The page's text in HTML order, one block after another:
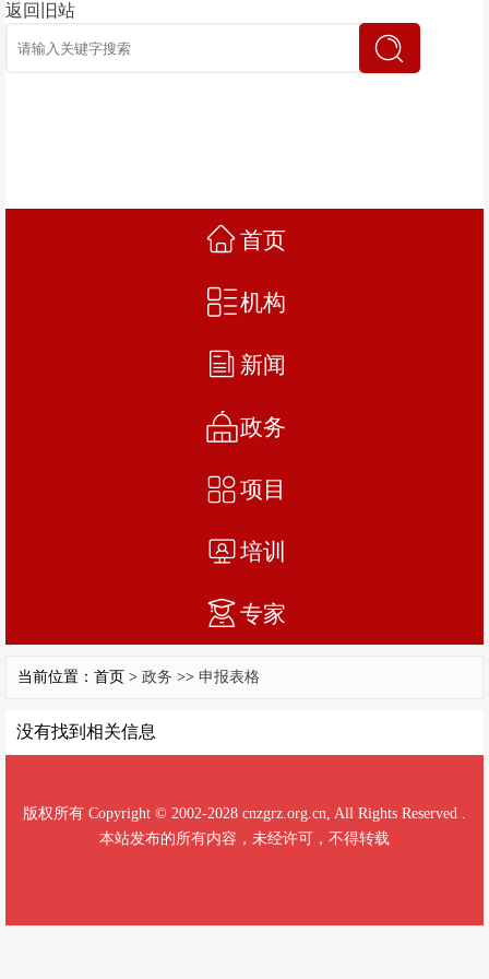
返回旧站
首页
机构
新闻
政务
项目
培训
专家
当前位置：首页 > 政务 >> 申报表格
没有找到相关信息
版权所有 Copyright © 2002-2028 cnzgrz.org.cn, All Rights Reserved .
本站发布的所有内容，未经许可，不得转载